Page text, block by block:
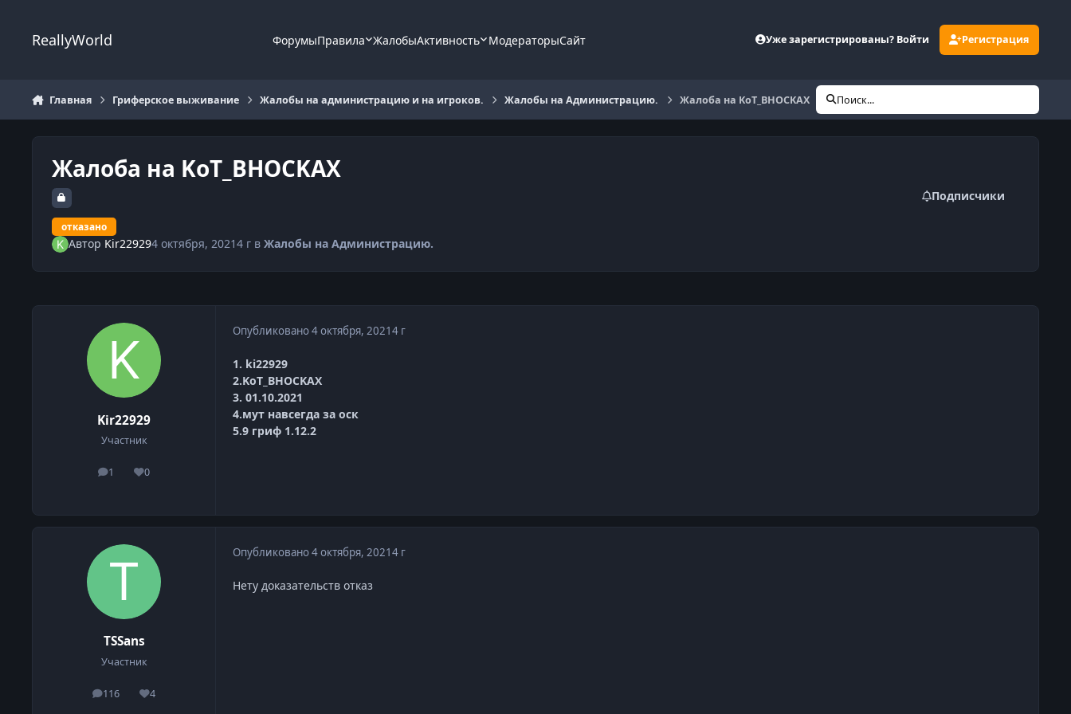
ReallyWorld ФорумыПравила ЖалобыАктивность МодераторыСайт Уже зарегистрированы? Войти Регистрация
Главная Гриферское выживание Жалобы на администрацию и на игроков. Жалобы на Администрацию. Жалоба на KoT_BHOCKAX Поиск...
Жалоба на KoT_BHOCKAX
отказано
Подписчики
Автор Kir229294 октября, 20214 гв Жалобы на Администрацию.
Kir22929
Участник
1
сообщения
0
Репутация
Опубликовано4 октября, 20214 г
1. ki22929
2.KoT_BHOCKAX
3. 01.10.2021
4.мут навсегда за оск
5.9 гриф 1.12.2
TSSans
Участник
116
сообщения
4
Репутация
Опубликовано4 октября, 20214 г
Нету доказательств отказ